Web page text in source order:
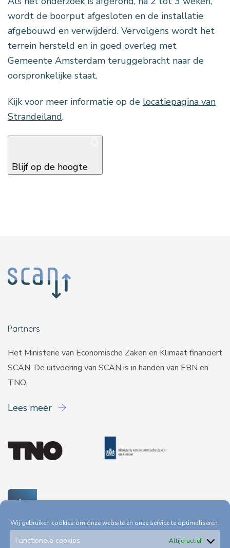
Wij gebruiken cookies om onze website en onze service te optimaliseren.
Functionele cookies Altijd actief
wordt de boorput afgesloten en de installatie
afgebouwd en verwijderd. Vervolgens wordt het
terrein hersteld en in goed overleg met
Gemeente Amsterdam teruggebracht naar de
oorspronkelijke staat.
Kijk voor meer informatie op de locatiepagina van
Strandeiland.
Blijf op de hoogte
Partners
Het Ministerie van Economische Zaken en Klimaat financiert
SCAN. De uitvoering van SCAN is in handen van EBN en
TNO.
Lees meer